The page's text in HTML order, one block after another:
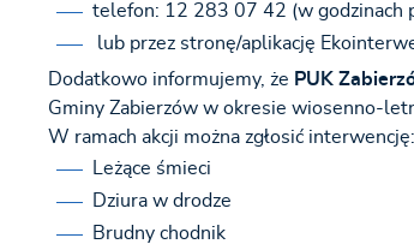
telefon: 12 283 07 42 (w godzinach
lub przez stronę/aplikację
Dodatkowo informujemy, że PUK
Gminy Zabierzów w okresie wiosenno-
W ramach akcji można zgłosić interwencję:
Leżące śmieci
Dziura w drodze
Brudny chodnik